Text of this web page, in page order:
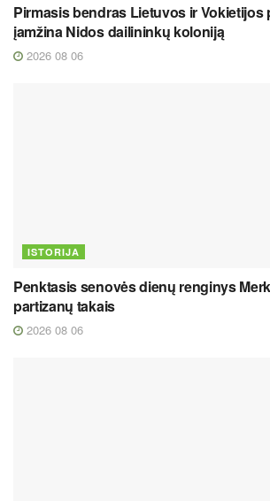
Pirmasis bendras Lietuvos ir Vokietijos
įamžina Nidos dailininkų koloniją
2026 08 06
ISTORIJA
Penktasis senovės dienų renginys
partizanų takais
2026 08 06